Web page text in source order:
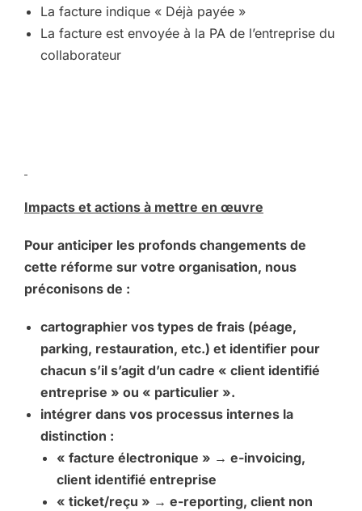
La facture indique « Déjà payée »
La facture est envoyée à la PA de l’entreprise du
collaborateur
Impacts et actions à mettre en œuvre
Pour anticiper les profonds changements de
cette réforme sur votre organisation, nous
préconisons de :
cartographier vos types de frais (péage,
parking, restauration, etc.) et identifier pour
chacun s’il s’agit d’un cadre « client identifié
entreprise » ou « particulier ».
intégrer dans vos processus internes la
distinction :
« facture électronique » → e-invoicing,
client identifié entreprise
« ticket/reçu » → e-reporting, client non